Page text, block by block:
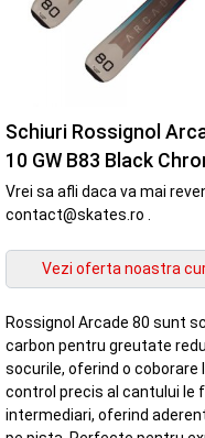
Schiuri Rossignol
10 GW B83 Black
Vrei sa afli daca va mai
contact@skates.ro .
Rossignol Arcade 80 sunt
carbon pentru greutate
socurile, oferind o coborare
control precis al cantului le
intermediari, oferind